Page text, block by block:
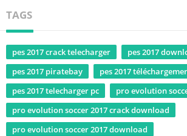
TAGS
pes 2017 crack telecharger
pes 2017
pes 2017 piratebay
pes 2017
pes 2017 telecharger pc
pro evolution
pro evolution soccer 2017 crack download
pro evolution soccer 2017 download